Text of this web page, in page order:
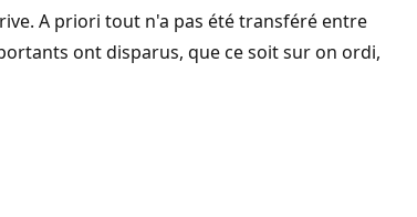
A priori tout n'a pas été transféré entre
ont disparus, que ce soit sur on ordi,